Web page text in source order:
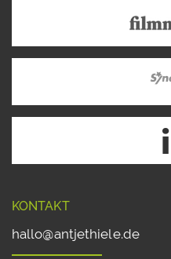
KONTAKT
hallo@antjethiele.de